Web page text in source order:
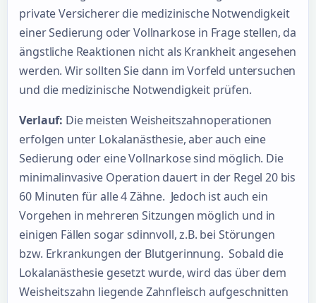
private Versicherer die medizinische Notwendigkeit
einer Sedierung oder Vollnarkose in Frage stellen, da
ängstliche Reaktionen nicht als Krankheit angesehen
werden. Wir sollten Sie dann im Vorfeld untersuchen
und die medizinische Notwendigkeit prüfen.
Verlauf: Die meisten Weisheitszahnoperationen
erfolgen unter Lokalanästhesie, aber auch eine
Sedierung oder eine Vollnarkose sind möglich. Die
minimalinvasive Operation dauert in der Regel 20 bis
60 Minuten für alle 4 Zähne. Jedoch ist auch ein
Vorgehen in mehreren Sitzungen möglich und in
einigen Fällen sogar sdinnvoll, z.B. bei Störungen
bzw. Erkrankungen der Blutgerinnung. Sobald die
Lokalanästhesie gesetzt wurde, wird das über dem
Weisheitszahn liegende Zahnfleisch aufgeschnitten